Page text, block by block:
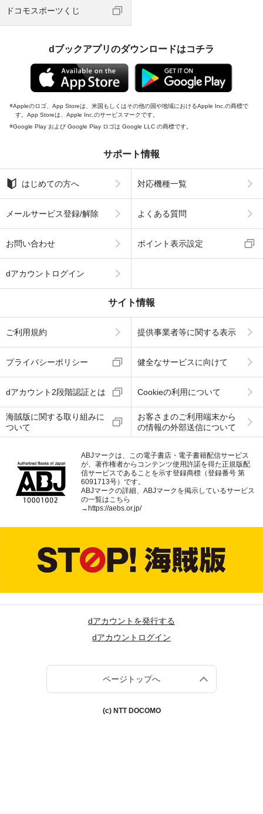
ドコモスポーツくじ
dブックアプリのダウンロードはコチラ
Appleのロゴ、App Storeは、米国もしくはその他の国や地域におけるApple Inc.の商標で
す。App Storeは、Apple Inc.のサービスマークです。
Google Play および Google Play ロゴは Google LLC の商標です。
サポート情報
はじめての方へ 対応機種一覧
メールサービス登録/解除 よくある質問
お問い合わせ ポイント表示設定
dアカウントログイン
サイト情報
ご利用規約 提供事業者等に関する表示
プライバシーポリシー 健全なサービスに向けて
dアカウント2段階認証とは Cookieの利用について
海賊版に関する取り組みに
ついて
お客さまのご利用端末から
の情報の外部送信について
ABJマークは、この電子書店・電子書籍配信サービス
が、著作権者からコンテンツ使用許諾を得た正規版配
信サービスであることを示す登録商標（登録番号 第
6091713号）です。
ABJマークの詳細、ABJマークを掲示しているサービス
の一覧はこちら
→ https://aebs.or.jp/
dアカウントを発行する
dアカウントログイン
ページトップへ
(c) NTT DOCOMO